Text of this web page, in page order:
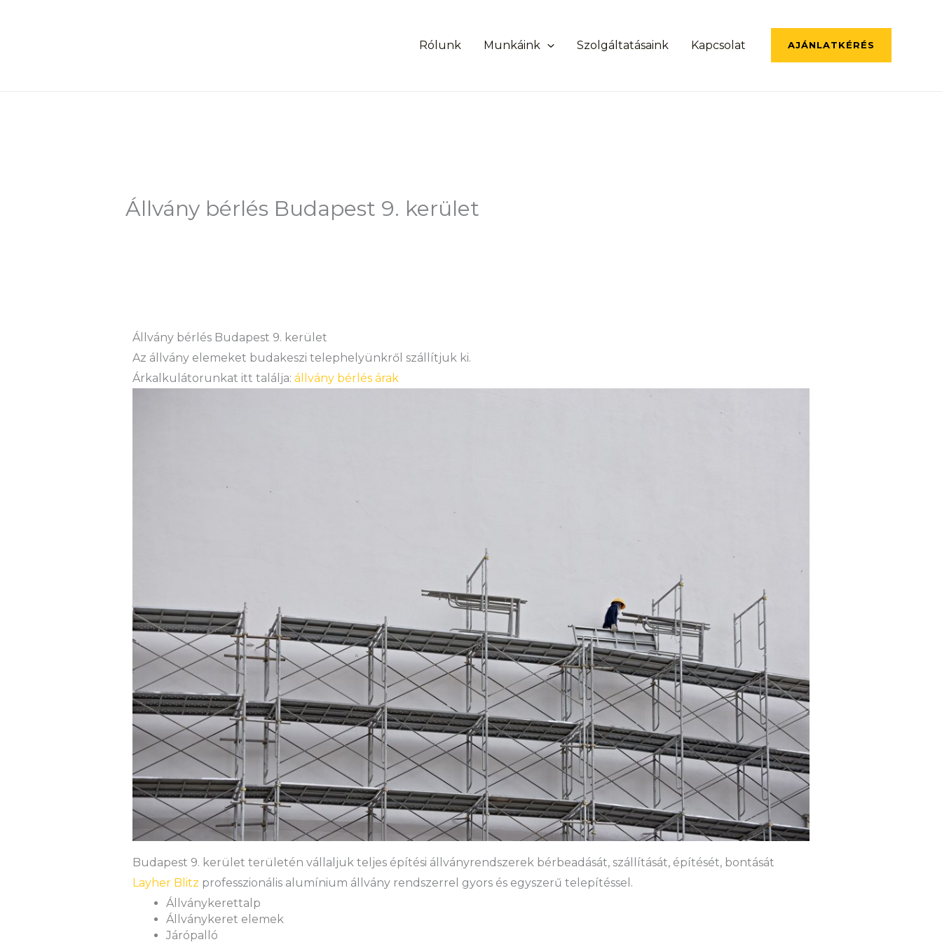
Rólunk Munkáink Szolgáltatásaink Kapcsolat AJÁNLATKÉRÉS
Állvány bérlés Budapest 9. kerület
Állvány bérlés Budapest 9. kerület
Az állvány elemeket budakeszi telephelyünkről szállítjuk ki.
Árkalkulátorunkat itt találja: állvány bérlés árak
Budapest 9. kerület területén vállaljuk teljes építési állványrendszerek bérbeadását, szállítását, építését, bontását
Layher Blitz professzionális alumínium állvány rendszerrel gyors és egyszerű telepítéssel.
Állványkerettalp
Állványkeret elemek
Járópalló